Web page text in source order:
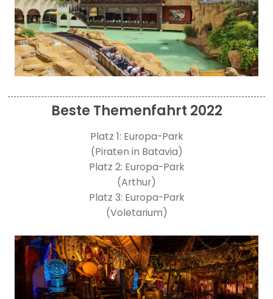
Beste Themenfahrt 2022
Platz 1: Europa-Park
(Piraten in Batavia)
Platz 2: Europa-Park
(Arthur)
Platz 3: Europa-Park
(Voletarium)